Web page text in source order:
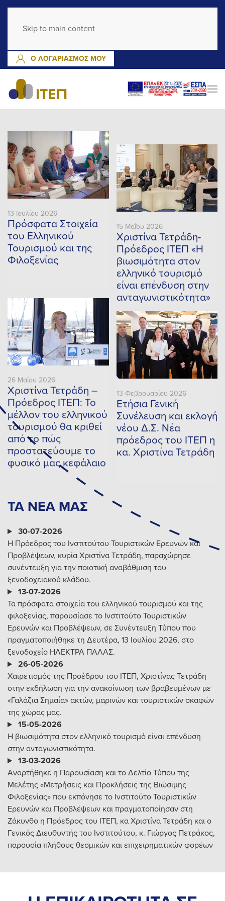
Skip to main content
Ο ΛΟΓΑΡΙΑΣΜΟΣ ΜΟΥ
13 Ιουλίου 2026
Πρόσφατα Στοιχεία
του Ελληνικού
Τουρισμού και της
Φιλοξενίας
15 Μαΐου 2026
Χριστίνα Τετράδη-
Πρόεδρος ΙΤΕΠ «Η
βιωσιμότητα στον
ελληνικό τουρισμό
είναι επένδυση στην
ανταγωνιστικότητα»
26 Μαΐου 2026
Χριστίνα Τετράδη –
Πρόεδρος ΙΤΕΠ: Το
μέλλον του ελληνικού
τουρισμού θα κριθεί
από το πώς
προστατεύουμε το
φυσικό μας κεφάλαιο
13 Φεβρουαρίου 2026
Ετήσια Γενική
Συνέλευση και εκλογή
νέου Δ.Σ. Νέα
πρόεδρος του ΙΤΕΠ η
κα. Χριστίνα Τετράδη
ΤΑ ΝΕΑ ΜΑΣ
30-07-2026
Η Πρόεδρος του Ινστιτούτου Τουριστικών Ερευνών και
Προβλέψεων, κυρία Χριστίνα Τετράδη, παραχώρησε
συνέντευξη για την ποιοτική αναβάθμιση του
ξενοδοχειακού κλάδου.
13-07-2026
Τα πρόσφατα στοιχεία του ελληνικού τουρισμού και της
φιλοξενίας, παρουσίασε το Ινστιτούτο Τουριστικών
Ερευνών και Προβλέψεων, σε Συνέντευξη Τύπου που
πραγματοποιήθηκε τη Δευτέρα, 13 Ιουλίου 2026, στο
ξενοδοχείο ΗΛΕΚΤΡΑ ΠΑΛΑΣ.
26-05-2026
Χαιρετισμός της Προέδρου του ΙΤΕΠ, Χριστίνας Τετράδη
στην εκδήλωση για την ανακοίνωση των βραβευμένων με
«Γαλάζια Σημαία» ακτών, μαρινών και τουριστικών σκαφών
της χώρας μας.
15-05-2026
Η βιωσιμότητα στον ελληνικό τουρισμό είναι επένδυση
στην ανταγωνιστικότητα.
13-03-2026
Αναρτήθηκε η Παρουσίαση και το Δελτίο Τύπου της
Μελέτης «Μετρήσεις και Προκλήσεις της Βιώσιμης
Φιλοξενίας» που εκπόνησε το Ινστιτούτο Τουριστικών
Ερευνών και Προβλέψεων και πραγματοποίησαν στη
Ζάκυνθο η Πρόεδρος του ΙΤΕΠ, κα Χριστίνα Τετράδη και ο
Γενικός Διευθυντής του Ινστιτούτου, κ. Γιώργος Πετράκος,
παρουσία πλήθους θεσμικών και επιχειρηματικών φορέων